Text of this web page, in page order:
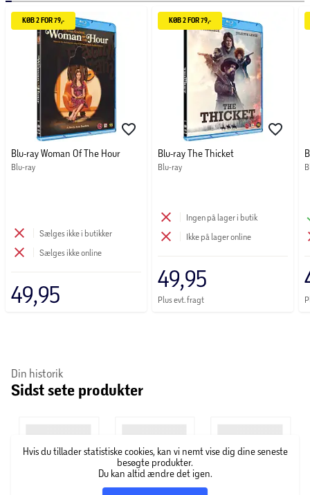
KØB 2 FOR 79,-
Blu-ray Woman Of The Hour
Blu-ray
Sælges ikke i butikker
Sælges ikke online
49,95
KØB 2 FOR 79,-
Blu-ray The Thicket
Blu-ray
Ingen på lager i butik
Ikke på lager online
49,95
Plus evt. fragt
Din historik
Sidst sete produkter
Hvis du tillader statistiske cookies, kan vi nemt vise dig dine seneste
besøgte produkter.
Du kan altid ændre det igen.